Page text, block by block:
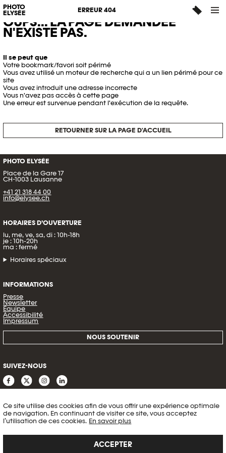
Ce site utilise des cookies afin de vous offrir une expérience optimale
de navigation. En continuant de visiter ce site, vous acceptez
l’utilisation de ces cookies. En savoir plus
ACCEPTER
PHOTO
ELYSÉE
ERREUR 404
OUPS... LA PAGE DEMANDÉE
N'EXISTE PAS.
Il se peut que
Votre bookmark/favori soit périmé
Vous avez utilisé un moteur de recherche qui a un lien périmé pour ce
site
Vous avez introduit une adresse incorrecte
Vous n'avez pas accès à cette page
Une erreur est survenue pendant l'exécution de la requête.
RETOURNER SUR LA PAGE D'ACCUEIL
PHOTO ELYSÉE
Place de la Gare 17
CH-1003 Lausanne
+41 21 318 44 00
info@elysee.ch
HORAIRES D’OUVERTURE
lu, me, ve, sa, di : 10h-18h
je : 10h-20h
ma : fermé
Horaires spéciaux
INFORMATIONS
Presse
Newsletter
Équipe
Accessibilité
Impressum
NOUS SOUTENIR
SUIVEZ-NOUS